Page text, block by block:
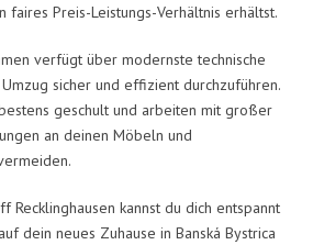
faires Preis-Leistungs-Verhältnis erhältst.
verfügt über modernste technische
sicher und effizient durchzuführen.
geschult und arbeiten mit großer
an deinen Möbeln und
Recklinghausen kannst du dich entspannt
dein neues Zuhause in Banská Bystrica